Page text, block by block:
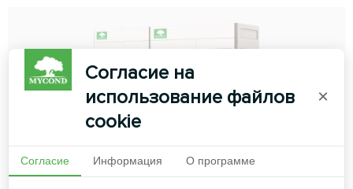
MRF 7
Согласие на
использование файлов
cookie
×
Согласие Информация О программе